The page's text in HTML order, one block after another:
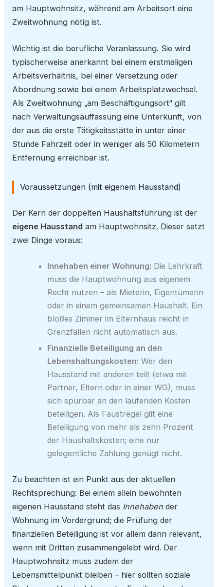
am Hauptwohnsitz, während am Arbeitsort eine
Zweitwohnung nötig ist.
Wichtig ist die berufliche Veranlassung. Sie wird
typischerweise anerkannt bei einem erstmaligen
Arbeitsverhältnis, bei einer Versetzung oder
Abordnung sowie bei einem Arbeitsplatzwechsel.
Als Zweitwohnung „am Beschäftigungsort“ gilt
nach Verwaltungsauffassung eine Unterkunft, von
der aus die erste Tätigkeitsstätte in unter einer
Stunde Fahrzeit oder in weniger als 50 Kilometern
Entfernung erreichbar ist.
Voraussetzungen (mit eigenem Hausstand)
Der Kern der doppelten Haushaltsführung ist der
eigene Hausstand am Hauptwohnsitz. Dieser setzt
zwei Dinge voraus:
Innehaben einer Wohnung: Die Lehrkraft
muss die Hauptwohnung aus eigenem
Recht nutzen – als Mieterin, Eigentümerin
oder in einem gemeinsamen Haushalt. Ein
bloßes Zimmer im Elternhaus reicht in
Grenzfällen nicht automatisch aus.
Finanzielle Beteiligung an den
Lebenshaltungskosten: Wer den
Hausstand mit anderen teilt (etwa mit
Partner, Eltern oder in einer WG), muss
sich spürbar an den laufenden Kosten
beteiligen. Als Faustregel gilt eine
Beteiligung von mehr als zehn Prozent
der Haushaltskosten; eine nur
gelegentliche Zahlung genügt nicht.
Zu beachten ist ein Punkt aus der aktuellen
Rechtsprechung: Bei einem allein bewohnten
eigenen Hausstand steht das Innehaben der
Wohnung im Vordergrund; die Prüfung der
finanziellen Beteiligung ist vor allem dann relevant,
wenn mit Dritten zusammengelebt wird. Der
Hauptwohnsitz muss zudem der
Lebensmittelpunkt bleiben – hier sollten soziale